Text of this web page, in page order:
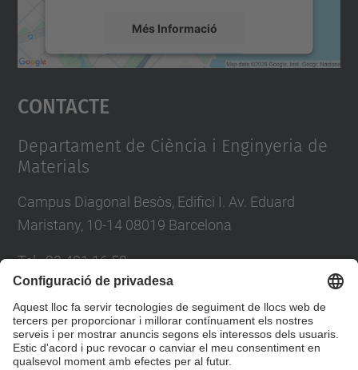
Més Informació
Accepta
powered by
Contacte
Departament de Ciència i Enginyeria de
Materials
Campus Diagonal Besòs, Edifici I. Av. Eduard
Maristany, 10-14 08019 Barcelona
Tel.:93 401 16 59
Directori UPC